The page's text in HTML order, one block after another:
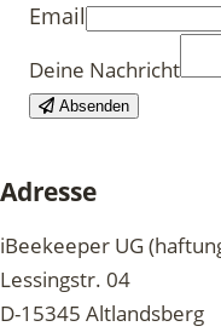
Email
Deine Nachricht
Absenden
Adresse
iBeekeeper UG
Lessingstr. 04
D-15345 Altlandsberg